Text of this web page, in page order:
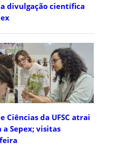
divulgação científica
da UFSC atrai
Sepex; visitas